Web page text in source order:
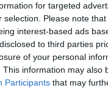
for targeted
selection. Please note
interest-based ads
to third parties
of your personal
This information may also
Participants that may
M&A tanácsadói
és
a hazai szereplők
Invescom azon
Kelet Európai